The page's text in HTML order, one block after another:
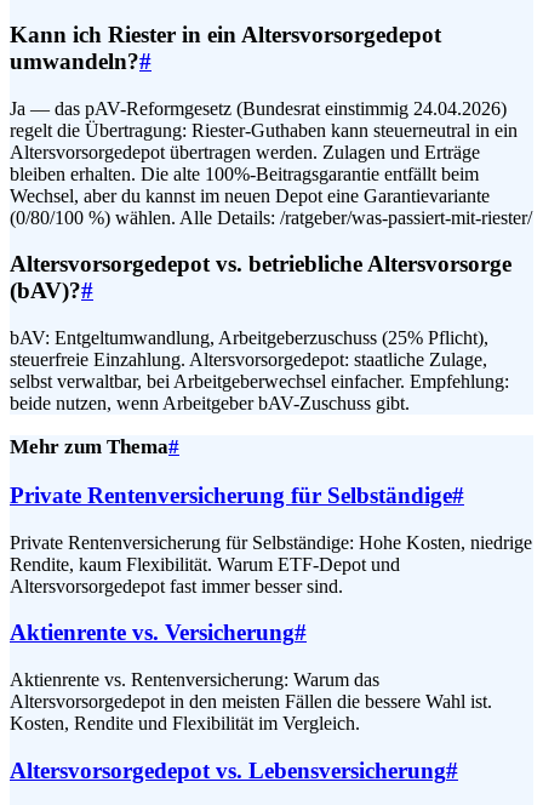
Kann ich Riester in ein Altersvorsorgedepot
umwandeln?#
Ja — das pAV-Reformgesetz (Bundesrat einstimmig 24.04.2026)
regelt die Übertragung: Riester-Guthaben kann steuerneutral in ein
Altersvorsorgedepot übertragen werden. Zulagen und Erträge
bleiben erhalten. Die alte 100%-Beitragsgarantie entfällt beim
Wechsel, aber du kannst im neuen Depot eine Garantievariante
(0/80/100 %) wählen. Alle Details: /ratgeber/was-passiert-mit-riester/
Altersvorsorgedepot vs. betriebliche Altersvorsorge
(bAV)?#
bAV: Entgeltumwandlung, Arbeitgeberzuschuss (25% Pflicht),
steuerfreie Einzahlung. Altersvorsorgedepot: staatliche Zulage,
selbst verwaltbar, bei Arbeitgeberwechsel einfacher. Empfehlung:
beide nutzen, wenn Arbeitgeber bAV-Zuschuss gibt.
Mehr zum Thema#
Private Rentenversicherung für Selbständige#
Private Rentenversicherung für Selbständige: Hohe Kosten, niedrige
Rendite, kaum Flexibilität. Warum ETF-Depot und
Altersvorsorgedepot fast immer besser sind.
Aktienrente vs. Versicherung#
Aktienrente vs. Rentenversicherung: Warum das
Altersvorsorgedepot in den meisten Fällen die bessere Wahl ist.
Kosten, Rendite und Flexibilität im Vergleich.
Altersvorsorgedepot vs. Lebensversicherung#